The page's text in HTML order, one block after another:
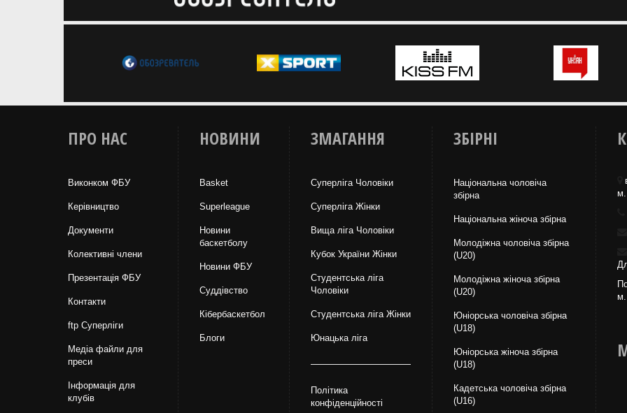
ПРО НАС
Виконком ФБУ
Керівництво
Документи
Колективні члени
Презентація ФБУ
Контакти
ftp Суперліги
Медіа файли для
преси
Інформація для
клубів
НОВИНИ
Basket
Superleague
Новини
баскетболу
Новини ФБУ
Суддівство
Кібербаскетбол
Блоги
ЗМАГАННЯ
Суперліга Чоловіки
Суперліга Жінки
Вища лiга Чоловіки
Кубок України Жінки
Студентська ліга
Чоловiки
Студентська ліга Жінки
Юнацька ліга
Політика
конфіденційності
ЗБІРНІ
Національна чоловіча
збірна
Національна жiноча збірна
Молодіжна чоловіча збірна
(U20)
Молодіжна жіноча збірна
(U20)
Юніорська чоловіча збірна
(U18)
Юніорська жіноча збірна
(U18)
Кадетська чоловіча збірна
(U16)
м.